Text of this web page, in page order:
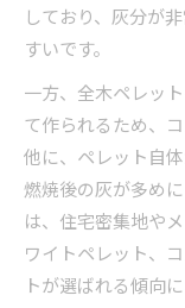
しており、灰分が
すいです。
一方、全木ペレッ
て作られるため、
他に、ペレット自
燃焼後の灰が多め
は、住宅密集地や
ワイトペレット、
トが選ばれる傾向に